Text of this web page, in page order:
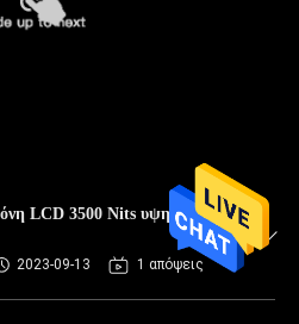
LCD 3500 Nits υψηλή
2023-09-13 1 απόψεις